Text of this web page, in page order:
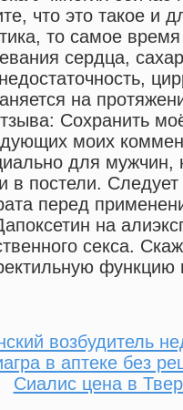
что это такое и
то самое
сердца,
на
Сохранить
моих
для
в постели. Следует
перед
на
секса.
функцию
возбудитель
в аптеке без
Сиалис цена в